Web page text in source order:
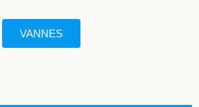
VANNES